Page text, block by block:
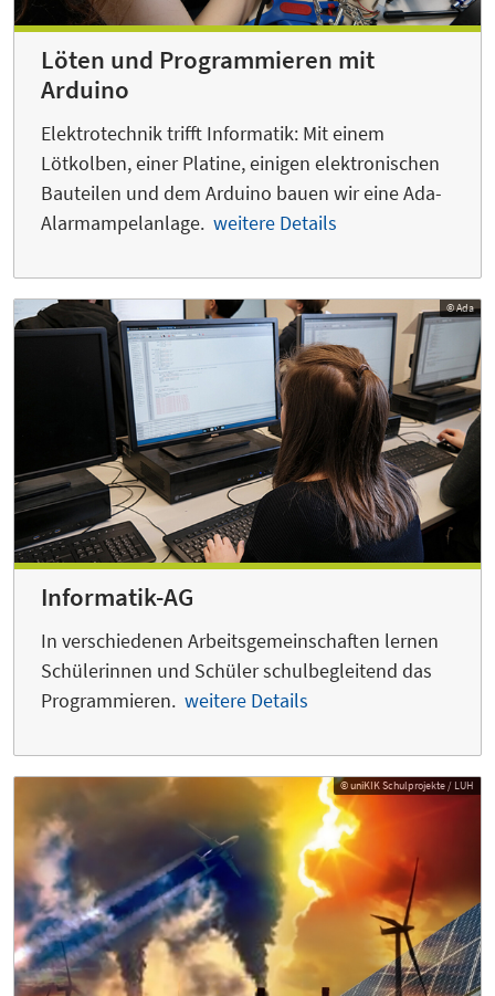
Löten und Programmieren mit
Arduino
Elektrotechnik trifft Informatik: Mit einem
Lötkolben, einer Platine, einigen elektronischen
Bauteilen und dem Arduino bauen wir eine Ada-
Alarmampelanlage. weitere Details
© Ada
Informatik-AG
In verschiedenen Arbeitsgemeinschaften lernen
Schülerinnen und Schüler schulbegleitend das
Programmieren. weitere Details
© uniKIK Schulprojekte / LUH